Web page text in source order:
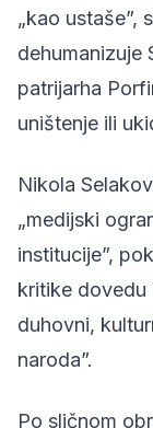
„kao ustaše”,
dehumanizuje
patrijarha
uništenje ili
Nikola
„medijski
institucije”,
kritike dovedu
duhovni,
naroda”.
Po sličnom